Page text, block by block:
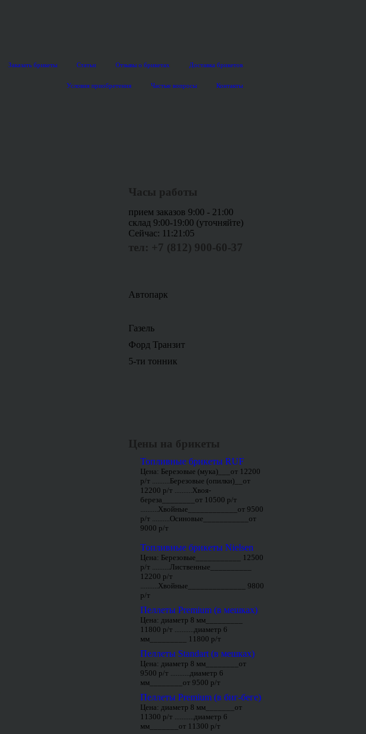
Заказать брикеты Статьи Отзывы о брикетах Доставка брикетов
Условия приобретения Частые вопросы Контакты
Часы работы
прием заказов 9:00 - 21:00
склад 9:00-19:00 (уточняйте)
Сейчас: 11:21:05
тел: +7 (812) 900-60-37
Автопарк
Газель
Форд Транзит
5-ти тонник
Цены на брикеты
Топливные брикеты RUF
Цена: Березовые (мука)___от 12200
р/т ..........Березовые (опилки)__от
12200 р/т ..........Хвоя-
береза________от 10500 р/т
..........Хвойные____________от 9500
р/т ..........Осиновые___________от
9000 р/т
Топливные брикеты Nielsen
Цена: Березовые___________ 12500
р/т ..........Лиственные__________
12200 р/т
..........Хвойные______________ 9800
р/т
Пеллеты Premium (в мешках)
Цена: диаметр 8 мм_________
11800 р/т ...........диаметр 6
мм_________ 11800 р/т
Пеллеты Standart (в мешках)
Цена: диаметр 8 мм________от
9500 р/т ...........диаметр 6
мм________от 9500 р/т
Пеллеты Premium (в биг-беге)
Цена: диаметр 8 мм_______от
11300 р/т ...........диаметр 6
мм_______от 11300 р/т